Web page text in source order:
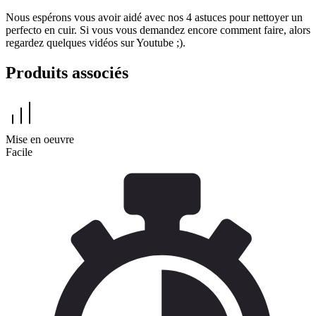
Nous espérons vous avoir aidé avec nos 4 astuces pour nettoyer un
perfecto en cuir. Si vous vous demandez encore comment faire, alors
regardez quelques vidéos sur Youtube ;).
Produits associés
Mise en oeuvre
Facile